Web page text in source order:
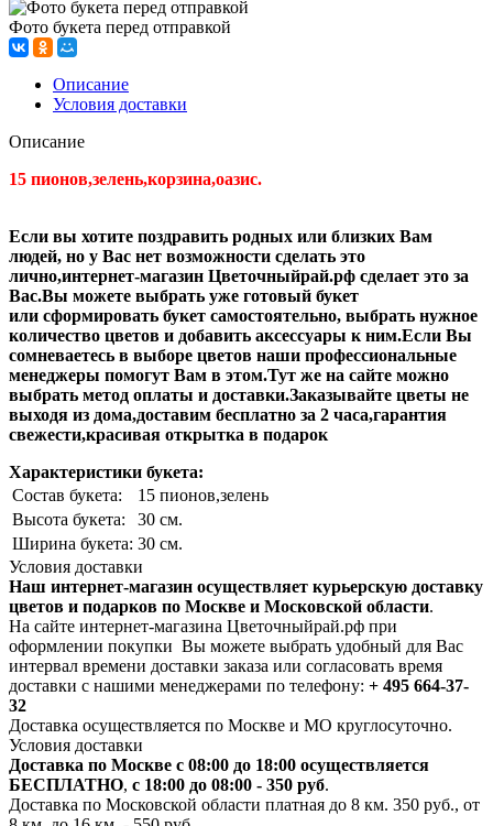
Фото букета перед отправкой
Описание
Условия доставки
Описание
15 пионов,зелень,корзина,оазис.
Если вы хотите поздравить родных или близких Вам
людей, но у Вас нет возможности сделать это
лично,интернет-магазин Цветочныйрай.рф сделает это за
Вас.Вы можете выбрать уже готовый букет
или сформировать букет самостоятельно, выбрать нужное
количество цветов и добавить аксессуары к ним.Если Вы
сомневаетесь в выборе цветов наши профессиональные
менеджеры помогут Вам в этом.Тут же на сайте можно
выбрать метод оплаты и доставки.Заказывайте цветы не
выходя из дома,доставим бесплатно за 2 часа,гарантия
свежести,красивая открытка в подарок
Характеристики букета:
Состав букета:
15 пионов,зелень
Высота букета:
30 см.
Ширина букета: 30 см.
Условия доставки
Наш интернет-магазин осуществляет курьерскую доставку
цветов и подарков по Москве и Московской области.
На сайте интернет-магазина Цветочныйрай.рф при
оформлении покупки Вы можете выбрать удобный для Вас
интервал времени доставки заказа или согласовать время
доставки с нашими менеджерами по телефону: + 495 664-37-
32
Доставка осуществляется по Москве и МО круглосуточно.
Условия доставки
Доставка по Москве с 08:00 до 18:00 осуществляется
БЕСПЛАТНО, с 18:00 до 08:00 - 350 руб.
Доставка по Московской области платная до 8 км. 350 руб., от